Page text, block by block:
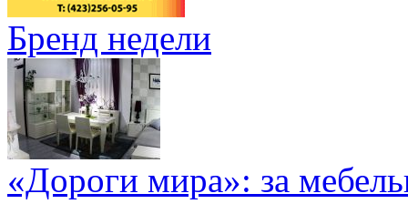
Бренд недели
«Дороги мира»: за